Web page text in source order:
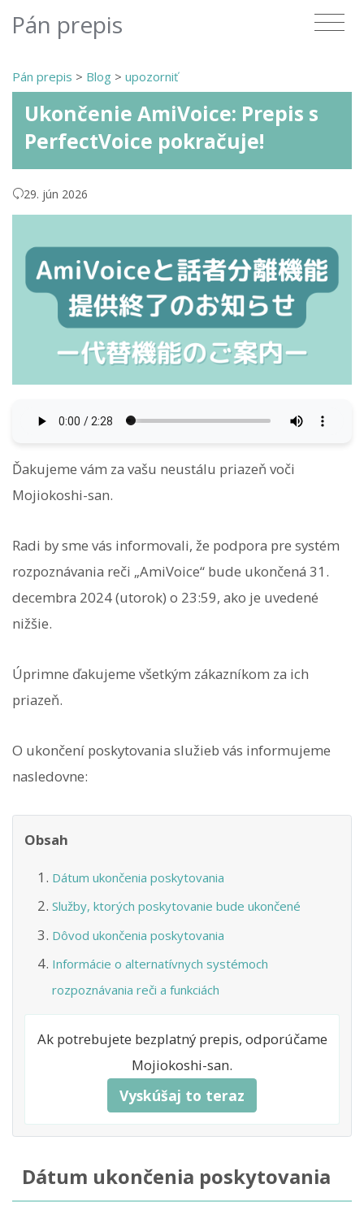
Pán prepis
Pán prepis > Blog > upozorniť
Ukončenie AmiVoice: Prepis s
PerfectVoice pokračuje!
29. jún 2026
Ďakujeme vám za vašu neustálu priazeň voči
Mojiokoshi-san.
Radi by sme vás informovali, že podpora pre systém
rozpoznávania reči „AmiVoice“ bude ukončená 31.
decembra 2024 (utorok) o 23:59, ako je uvedené
nižšie.
Úprimne ďakujeme všetkým zákazníkom za ich
priazeň.
O ukončení poskytovania služieb vás informujeme
nasledovne:
Obsah
Dátum ukončenia poskytovania
Služby, ktorých poskytovanie bude ukončené
Dôvod ukončenia poskytovania
Informácie o alternatívnych systémoch
rozpoznávania reči a funkciách
Ak potrebujete bezplatný prepis, odporúčame
Mojiokoshi-san.
Vyskúšaj to teraz
Dátum ukončenia poskytovania